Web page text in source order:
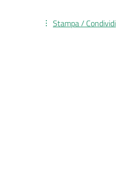
Stampa / Condividi